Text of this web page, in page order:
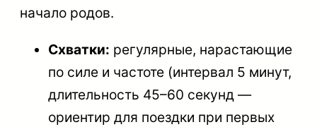
начало родов.
Схватки: регулярные, нарастающие
по силе и частоте (интервал 5 минут,
длительность 45–60 секунд —
ориентир для поездки при первых